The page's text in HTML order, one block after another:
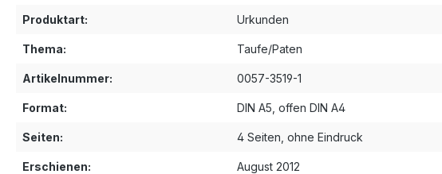
Produktart: Urkunden
Thema: Taufe/Paten
Artikelnummer: 0057-3519-1
Format: DIN A5, offen DIN A4
Seiten: 4 Seiten, ohne Eindruck
Erschienen: August 2012